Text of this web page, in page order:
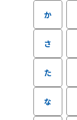
か
さ
た
な